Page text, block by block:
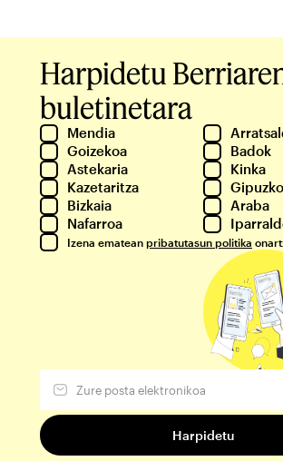
Harpidetu
buletinetara
Mendia
Goizekoa
Badok
Astekaria
Kinka
Kazetaritza
Bizkaia
Araba
Nafarroa
Izena ematean pribatutasun politika